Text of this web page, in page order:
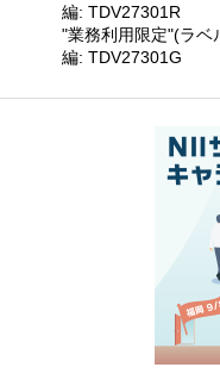
編: TDV27301R
"業務利用限定"(ラベ
編: TDV27301G